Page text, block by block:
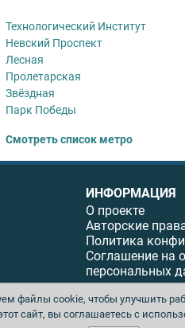
Технологический Институт
Невский Проспект
Лесная
Пролетарская
Звёздная
Парк Победы
Смотреть список метро
ИНФОРМАЦИЯ
О проекте
Авторские
Политика
Соглашение на
персональных
данного сайта возможна
файлы cookie, чтобы улучшить
сайт, вы соглашаетесь с